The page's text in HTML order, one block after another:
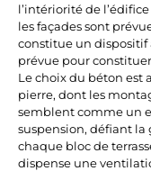
l’intériorité de
les façades sont
constitue un
prévue pour
Le choix du béton est
pierre, dont les
semblent comme un
suspension, défiant la
chaque bloc de
dispense une